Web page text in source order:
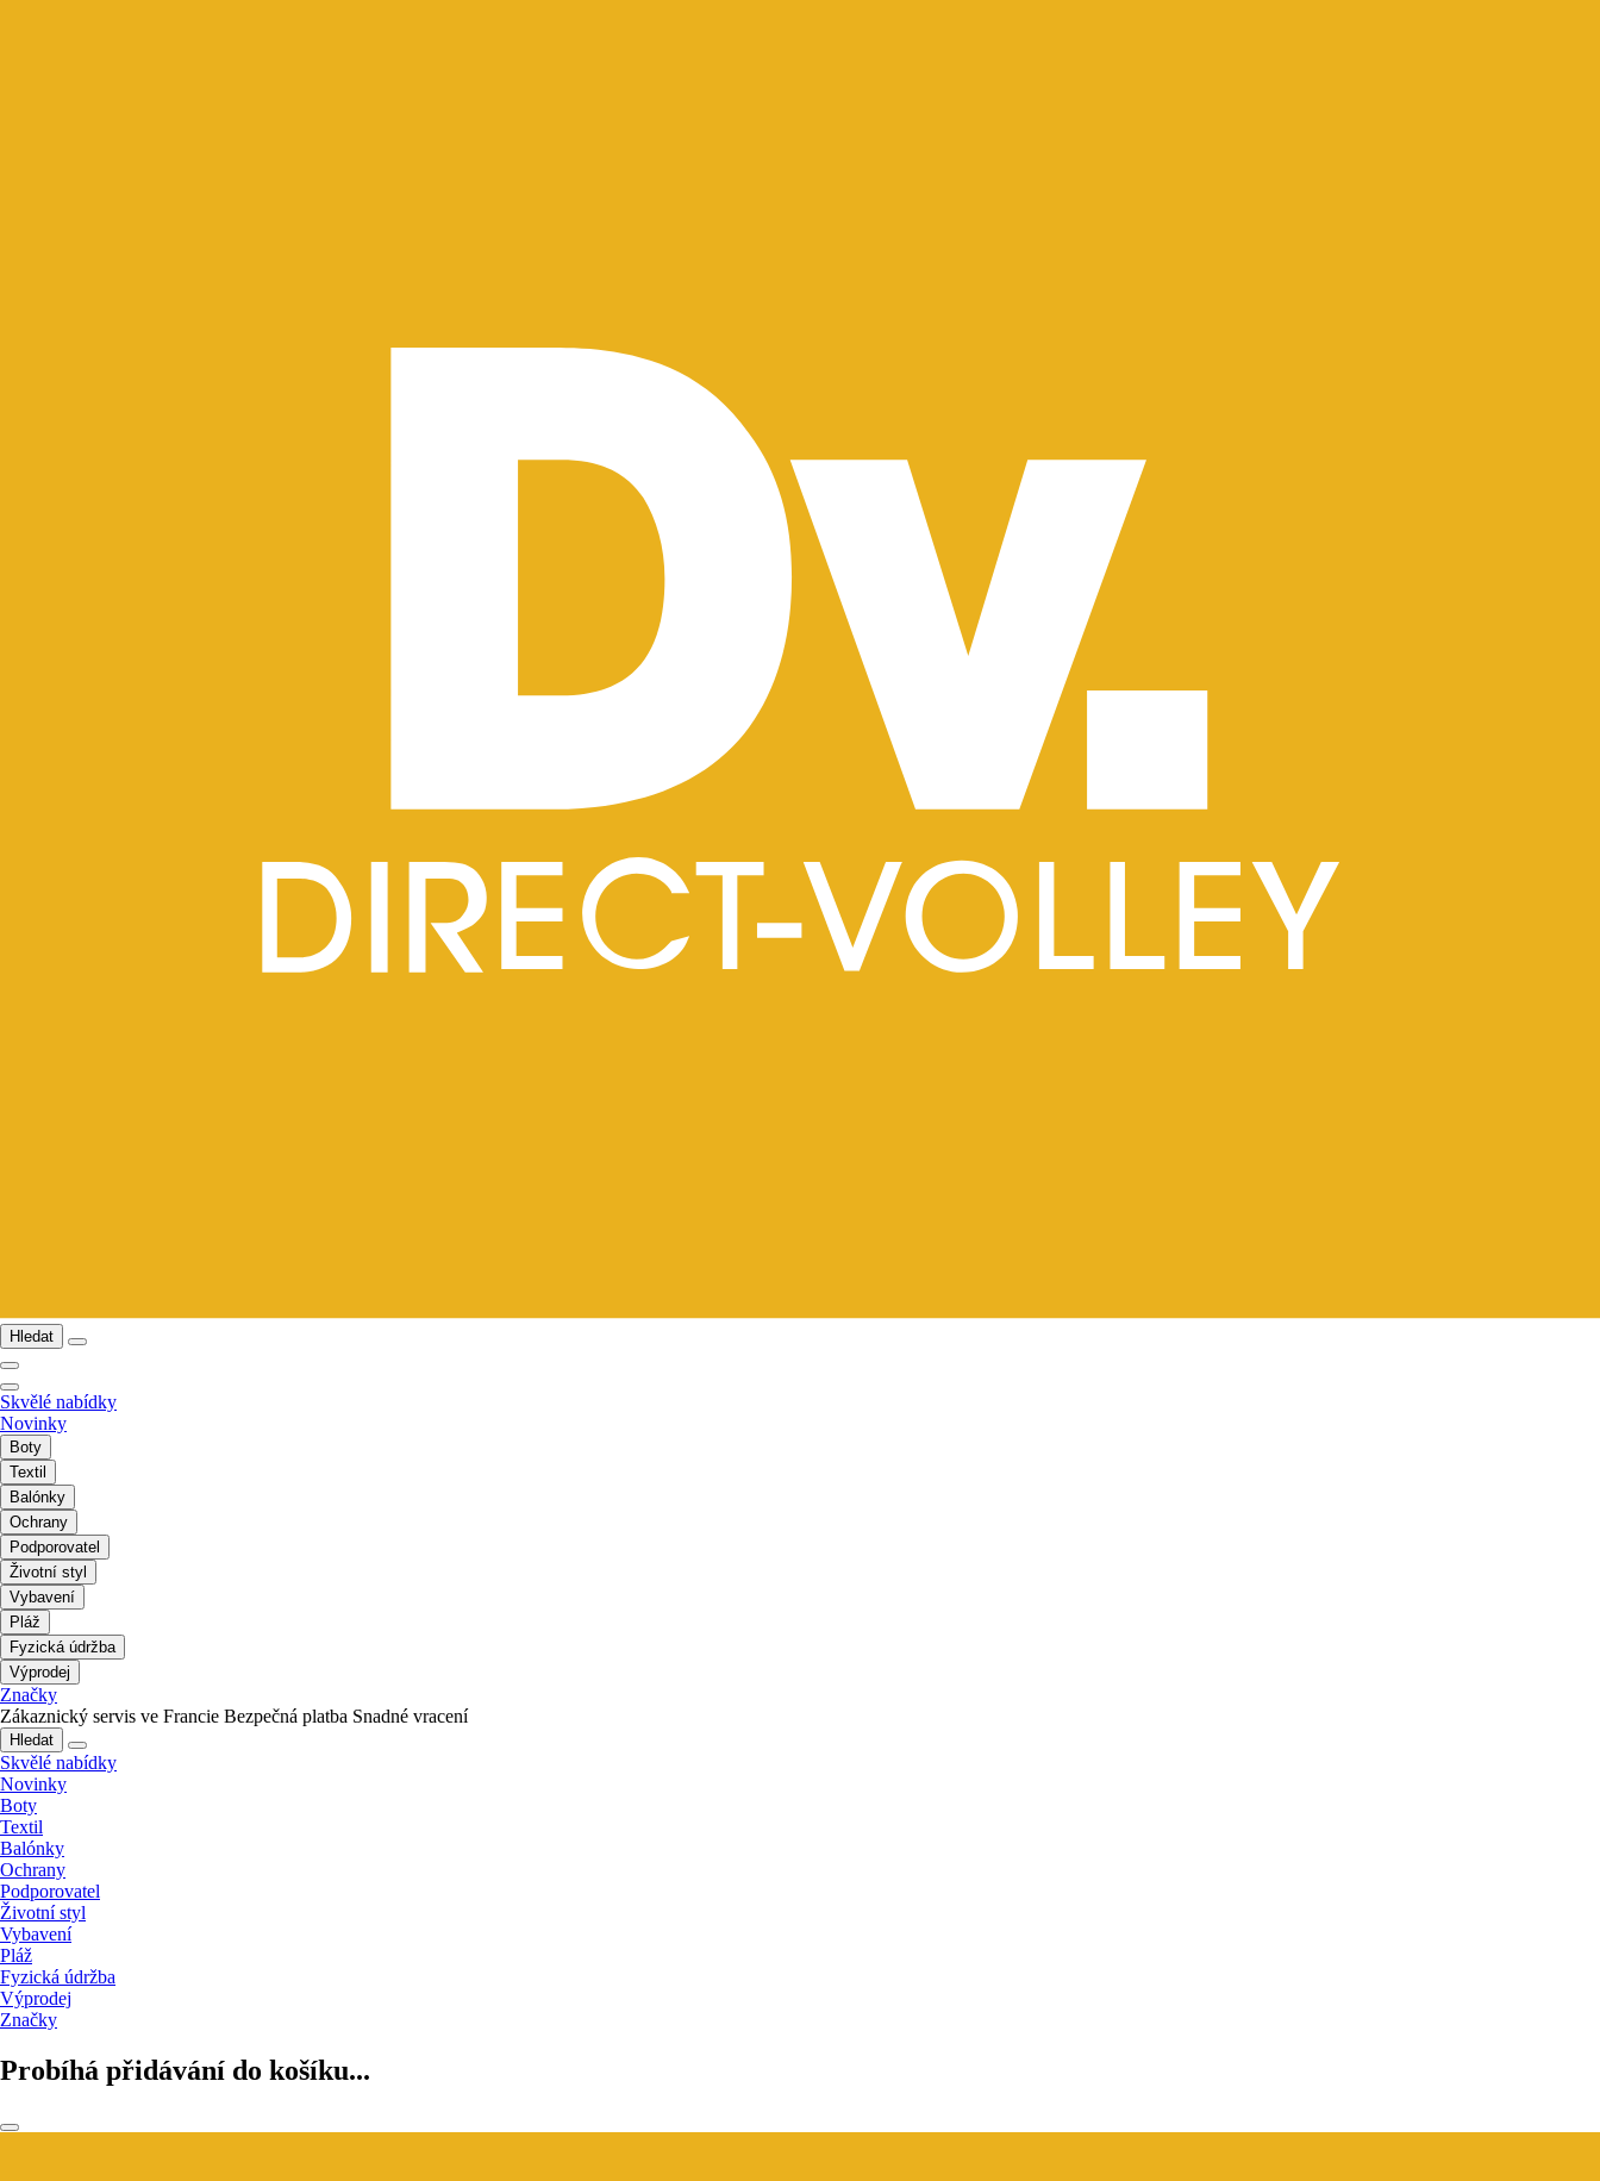
Hledat
Skvělé nabídky
Novinky
Boty
Textil
Balónky
Ochrany
Podporovatel
Životní styl
Vybavení
Pláž
Fyzická údržba
Výprodej
Značky
Zákaznický servis ve Francie Bezpečná platba Snadné vracení
Hledat
Skvělé nabídky
Novinky
Boty
Textil
Balónky
Ochrany
Podporovatel
Životní styl
Vybavení
Pláž
Fyzická údržba
Výprodej
Značky
Probíhá přidávání do košíku...